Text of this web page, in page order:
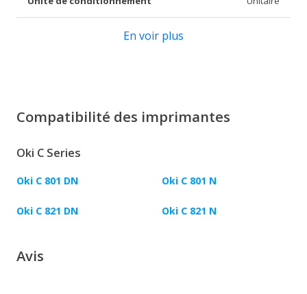
En voir plus
Compatibilité des imprimantes
Oki C Series
Oki C 801 DN Oki C 801 N
Oki C 821 DN Oki C 821 N
Avis